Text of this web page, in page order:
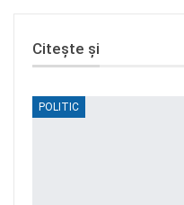
Citește și
POLITIC